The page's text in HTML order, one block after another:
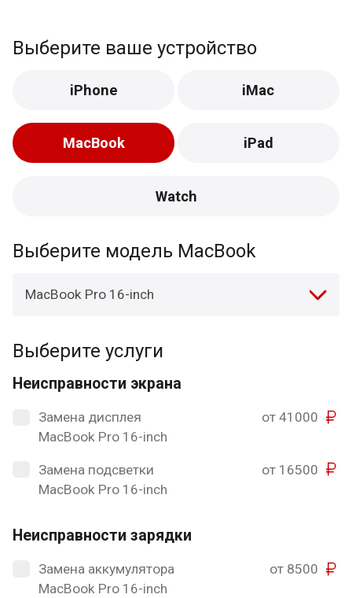
Выберите ваше устройство
iPhone iMac
MacBook iPad
Watch
Выберите модель MacBook
MacBook Pro 16-inch
Выберите услуги
Неисправности экрана
Замена дисплея
MacBook Pro 16-inch
от 41000
Замена подсветки
MacBook Pro 16-inch
от 16500
Неисправности зарядки
Замена аккумулятора
MacBook Pro 16-inch
от 8500